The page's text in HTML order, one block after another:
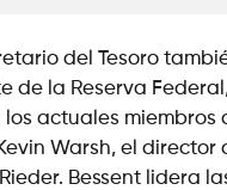
del Tesoro
de la Reserva
actuales miembros
Warsh, el director
Rieder. Bessent